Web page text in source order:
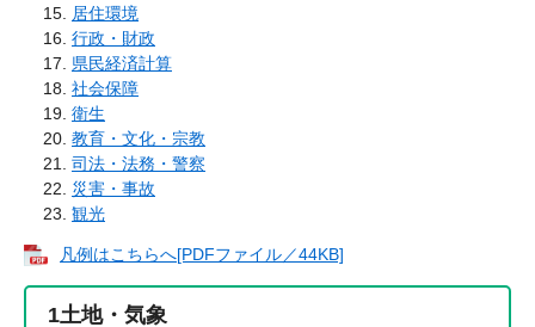
居住環境​
行政・財政
県民経済計算
社会保障
衛生
教育・文化・宗教
司法・法務・警察
災害・事故
観光
凡例はこちらへ[PDFファイル／44KB]
1土地・気象